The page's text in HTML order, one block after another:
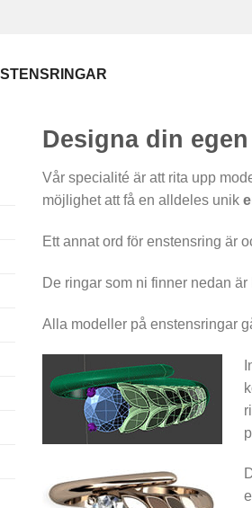
Designa din
Vår specialité är att rita upp
möjlighet att få en alldeles unik
Ett annat ord för enstensring är
De ringar som ni finner nedan
Alla modeller på enstensringar